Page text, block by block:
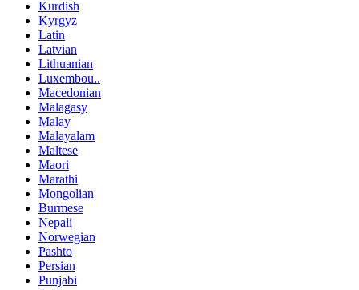
Kurdish
Kyrgyz
Latin
Latvian
Lithuanian
Luxembou..
Macedonian
Malagasy
Malay
Malayalam
Maltese
Maori
Marathi
Mongolian
Burmese
Nepali
Norwegian
Pashto
Persian
Punjabi